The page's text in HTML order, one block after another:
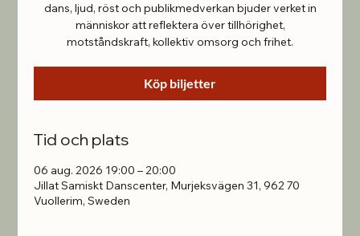
dans, ljud, röst och publikmedverkan bjuder verket in
människor att reflektera över tillhörighet,
Köp biljetter
Tid och plats
06 aug. 2026 19:00 – 20:00
Jillat Samiskt Danscenter, Murjeksvägen 31, 962 70
Vuollerim, Sweden